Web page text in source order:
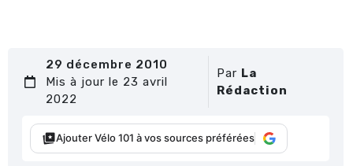
29 décembre 2010
Mis à jour le 23 avril
2022
Par La
Rédaction
Ajouter Vélo 101 à vos sources préférées